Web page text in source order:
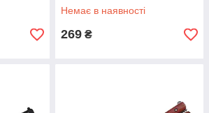
Немає в наявності
269 ₴